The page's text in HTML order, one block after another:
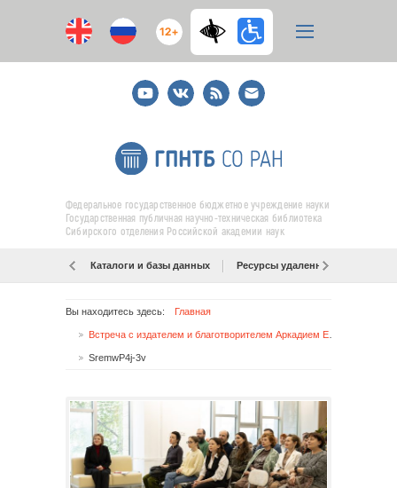
12+
YoutubeВКонтакте
RSS
E-
mail
подписка
Федеральное государственное бюджетное учреждение науки
Государственная публичная научно-техническая библиотека
Сибирского отделения Российской академии наук
Каталоги и базы данных Ресурсы удаленного доступа
Вы находитесь здесь: Главная
SremwP4j-3v